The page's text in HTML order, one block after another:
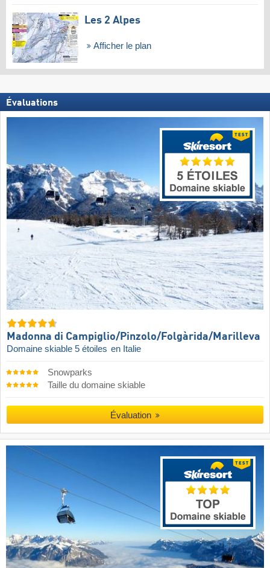
Les 2 Alpes
Afficher le plan
Évaluations
Madonna di Campiglio/​Pinzolo/​Folgàrida/​Marilleva
Domaine skiable 5 étoiles en Italie
Snowparks
Taille du domaine skiable
Évaluation